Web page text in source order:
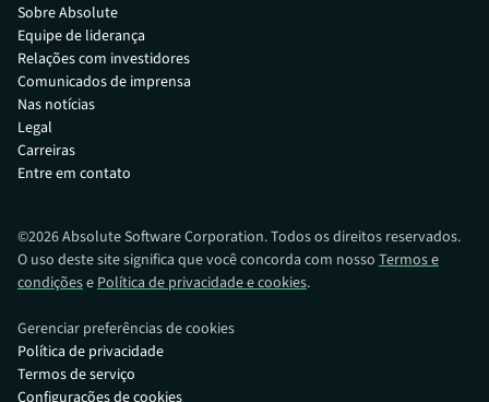
Sobre Absolute
Equipe de liderança
Relações com investidores
Comunicados de imprensa
Nas notícias
Legal
Carreiras
Entre em contato
©2026Absolute Software Corporation. Todos os direitos reservados.
O uso deste site significa que você concorda com nosso Termos e
condiçõese Política de privacidade e cookies.
Gerenciar preferências de cookies
Política de privacidade
Termos de serviço
Configurações de cookies